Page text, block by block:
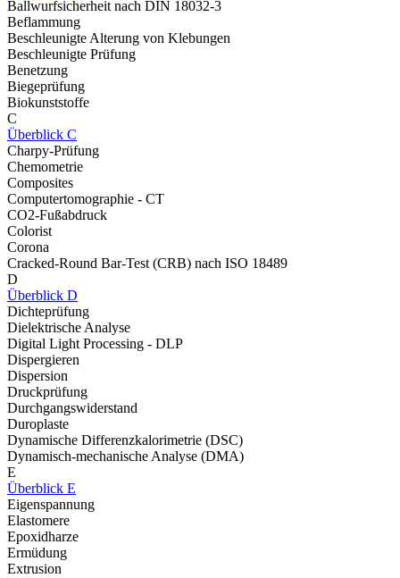
Ballwurfsicherheit nach DIN 18032-3
Beflammung
Beschleunigte Alterung von Klebungen
Beschleunigte Prüfung
Benetzung
Biegeprüfung
Biokunststoffe
C
Überblick C
Charpy-Prüfung
Chemometrie
Composites
Computertomographie - CT
CO2-Fußabdruck
Colorist
Corona
Cracked-Round Bar-Test (CRB) nach ISO 18489
D
Überblick D
Dichteprüfung
Dielektrische Analyse
Digital Light Processing - DLP
Dispergieren
Dispersion
Druckprüfung
Durchgangswiderstand
Duroplaste
Dynamische Differenzkalorimetrie (DSC)
Dynamisch-mechanische Analyse (DMA)
E
Überblick E
Eigenspannung
Elastomere
Epoxidharze
Ermüdung
Extrusion